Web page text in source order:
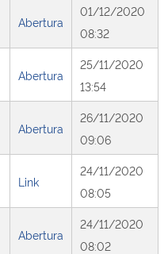
Abertura
01/12/2020
08:32
Abertura
25/11/2020
13:54
Abertura
26/11/2020
09:06
Link
24/11/2020
08:05
Abertura
24/11/2020
08:02